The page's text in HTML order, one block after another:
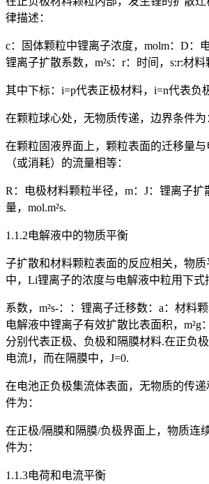
律描述：
c：固体颗粒中锂离子浓度，molm：D：
锂离子扩散系数，m²s：r：时间，s:r:材
其中下标：i=p代表正极材料，i=n代表负
在颗粒球心处，无物质传递，边界条件为
在颗粒固液界面上，颗粒表面的迁移量
（或消耗）的流量相等：
R：电极材料颗粒半径，m：J：锂离子
量，mol.m²s.
1.1.2电解液中的物质平衡
子扩散和材料颗粒表面的反应相关，物
中，Li锂离子的浓度与电解液中粒用下式
系数，m²s-：：锂离子迁移数：a：材料
电解液中锂离子有效扩散比表面积，m²g
分别代表正极、负极和隔膜材料.在正负
电流J，而在隔膜中，J=0.
在电池正负极集流体表面，无物质的传
件为：
在正极/隔膜和隔膜/负极界面上，物质连
件为：
1.1.3电荷和电流平衡